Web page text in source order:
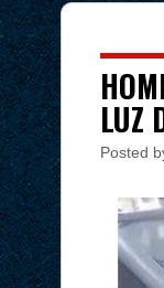
LUZ
Posted